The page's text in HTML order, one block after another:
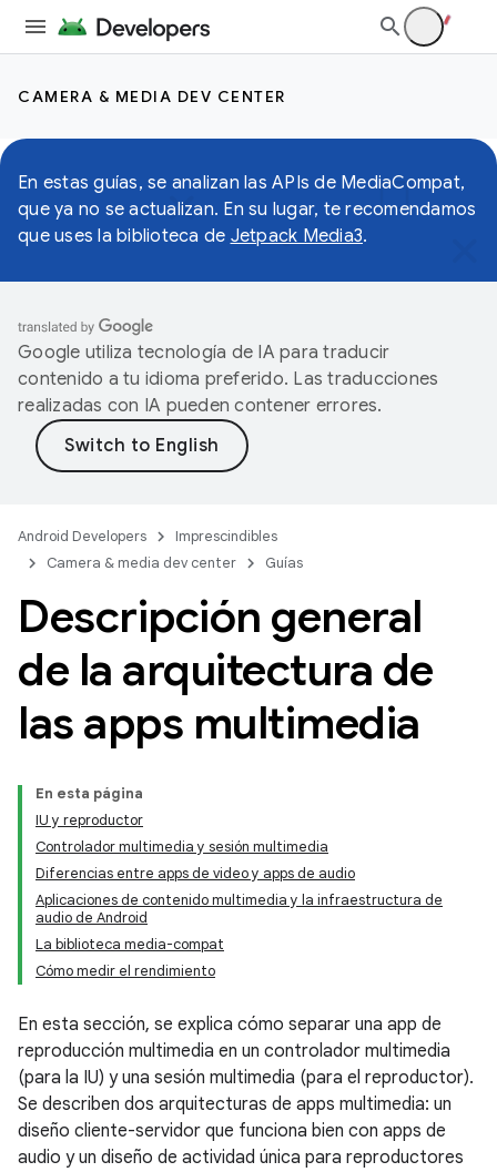
CAMERA & MEDIA DEV CENTER
En estas guías, se analizan las APIs de MediaCompat,
que ya no se actualizan. En su lugar, te recomendamos
que uses la biblioteca de Jetpack Media3.
Google utiliza tecnología de IA para traducir
contenido a tu idioma preferido. Las traducciones
realizadas con IA pueden contener errores.
Android Developers
Imprescindibles
Camera & media dev center
Guías
Descripción general
de la arquitectura de
las apps multimedia
En esta página
IU y reproductor
Controlador multimedia y sesión multimedia
Diferencias entre apps de video y apps de audio
Aplicaciones de contenido multimedia y la infraestructura de
audio de Android
La biblioteca media-compat
Cómo medir el rendimiento
En esta sección, se explica cómo separar una app de
reproducción multimedia en un controlador multimedia
(para la IU) y una sesión multimedia (para el reproductor).
Se describen dos arquitecturas de apps multimedia: un
diseño cliente-servidor que funciona bien con apps de
audio y un diseño de actividad única para reproductores